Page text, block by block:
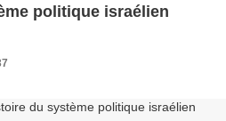
politique israélien